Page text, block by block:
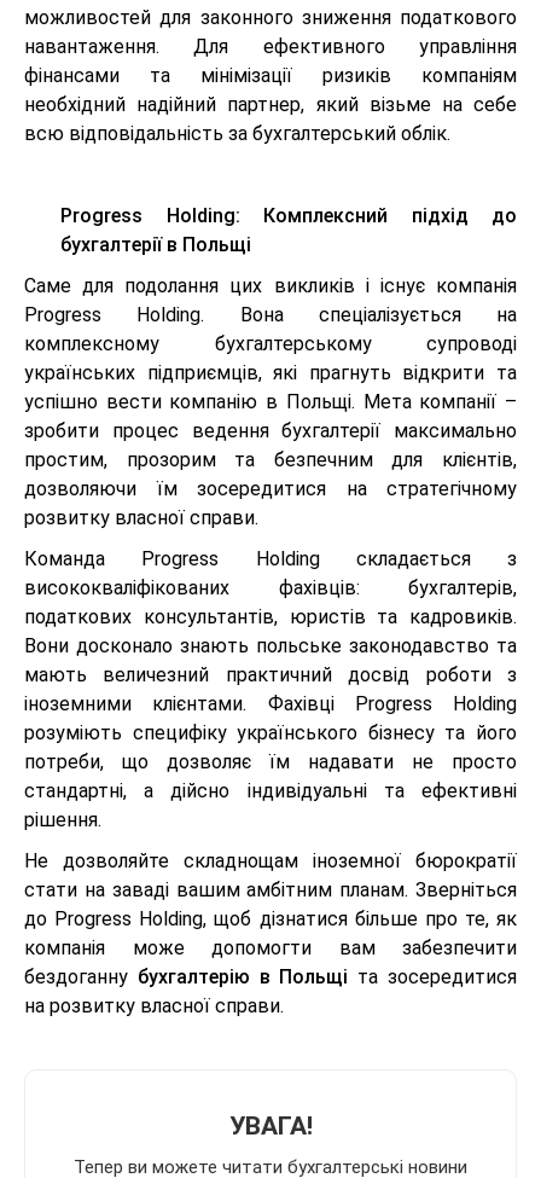
можливостей для законного зниження податкового
навантаження. Для ефективного управління
фінансами та мінімізації ризиків компаніям
необхідний надійний партнер, який візьме на себе
всю відповідальність за бухгалтерський облік.
Progress Holding: Комплексний підхід до
бухгалтерії в Польщі
Саме для подолання цих викликів і існує компанія
Progress Holding. Вона спеціалізується на
комплексному бухгалтерському супроводі
українських підприємців, які прагнуть відкрити та
успішно вести компанію в Польщі. Мета компанії –
зробити процес ведення бухгалтерії максимально
простим, прозорим та безпечним для клієнтів,
дозволяючи їм зосередитися на стратегічному
розвитку власної справи.
Команда Progress Holding складається з
висококваліфікованих фахівців: бухгалтерів,
податкових консультантів, юристів та кадровиків.
Вони досконало знають польське законодавство та
мають величезний практичний досвід роботи з
іноземними клієнтами. Фахівці Progress Holding
розуміють специфіку українського бізнесу та його
потреби, що дозволяє їм надавати не просто
стандартні, а дійсно індивідуальні та ефективні
рішення.
Не дозволяйте складнощам іноземної бюрократії
стати на заваді вашим амбітним планам. Зверніться
до Progress Holding, щоб дізнатися більше про те, як
компанія може допомогти вам забезпечити
бездоганну бухгалтерію в Польщі та зосередитися
на розвитку власної справи.
УВАГА!
Тепер ви можете читати бухгалтерські новини